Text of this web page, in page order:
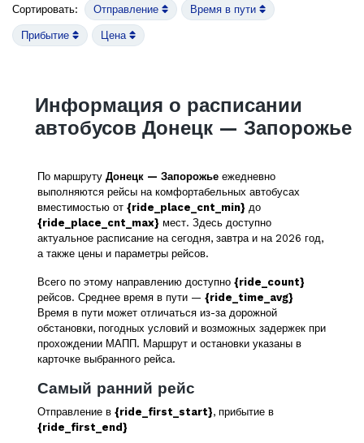
Сортировать: Отправление Время в пути
Прибытие Цена
Информация о расписании
автобусов Донецк — Запорожье
По маршруту Донецк — Запорожье ежедневно
выполняются рейсы на комфортабельных автобусах
вместимостью от {ride_place_cnt_min} до
{ride_place_cnt_max} мест. Здесь доступно
актуальное расписание на сегодня, завтра и на 2026 год,
а также цены и параметры рейсов.
Всего по этому направлению доступно {ride_count}
рейсов. Среднее время в пути — {ride_time_avg}
Время в пути может отличаться из-за дорожной
обстановки, погодных условий и возможных задержек при
прохождении МАПП. Маршрут и остановки указаны в
карточке выбранного рейса.
Самый ранний рейс
Отправление в {ride_first_start}, прибытие в
{ride_first_end}